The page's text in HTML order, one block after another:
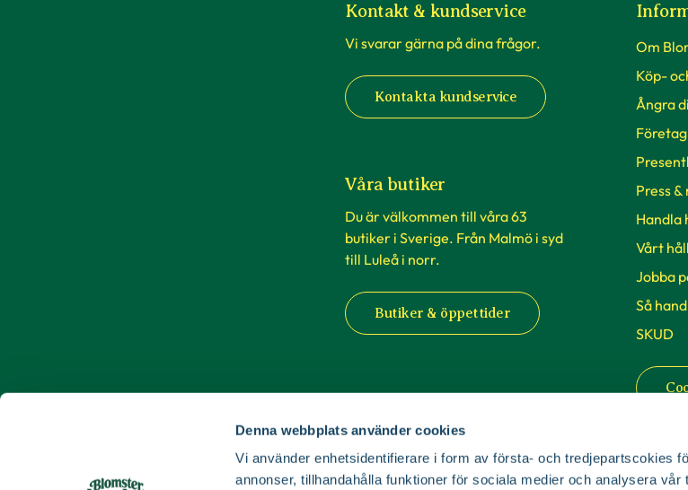
Denna webbplats använder cookies
Vi använder enhetsidentifierare i form av första- och tredjepartscokies
annonser, tillhandahålla funktioner för sociala medier och analysera
Kontakt & kundservice
Vi svarar gärna på dina frågor.
Kontakta kundservice
Våra butiker
Du är välkommen till våra 63
butiker i Sverige. Från Malmö i syd
till Luleå i norr.
Butiker & öppettider
Om
Köp-
Ångra
Företag
Press
Handla
Vårt
Jobba
Så
SKUD